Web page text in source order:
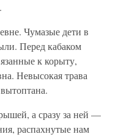
Чумазые дети в
Перед кабаком
к корыту,
Невысокая трава
а сразу за ней —
распахнутые нам